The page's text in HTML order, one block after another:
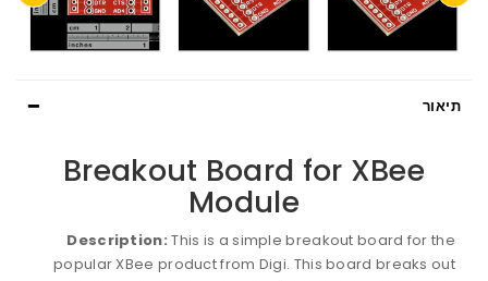
תיאור
Breakout Board for XBee
Module
Description: This is a simple breakout board for the
popular XBee product from Digi. This board breaks out